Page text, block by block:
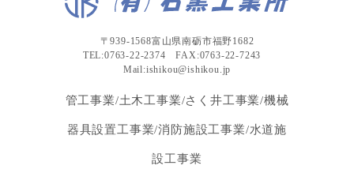
〒939-1568富山県南砺市福野1682
TEL:0763-22-2374 FAX:0763-22-7243
Mail:ishikou@ishikou.jp
管工事業/土木工事業/さく井工事業/機械
器具設置工事業/消防施設工事業/水道施
設工事業